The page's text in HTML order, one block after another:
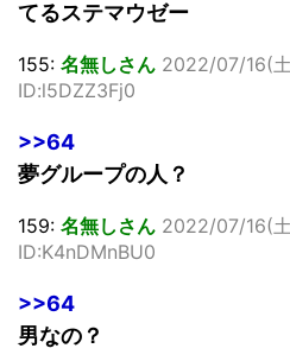
てるステマウゼー
155: 名無しさん 2022/07/16(
ID:l5DZZ3Fj0
>>64
夢グループの人？
159: 名無しさん 2022/07/16(
ID:K4nDMnBU0
>>64
男なの？